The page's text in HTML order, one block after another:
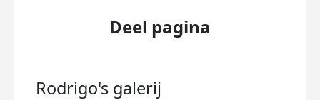
Deel pagina
Rodrigo's galerij